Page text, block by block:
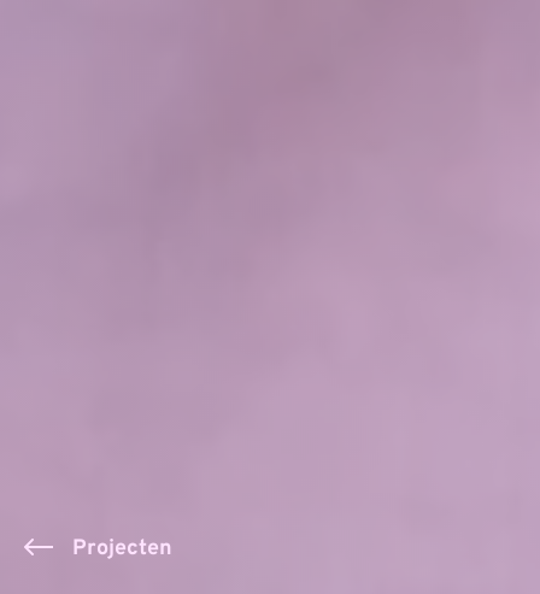
Projecten